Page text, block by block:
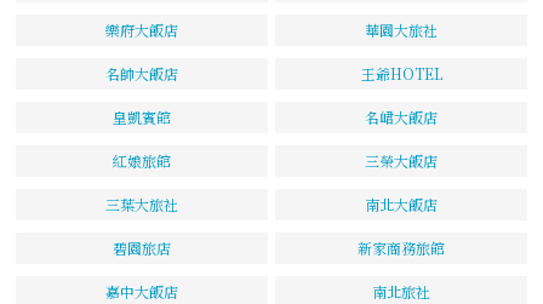
樂府大飯店 華園大旅社
名帥大飯店 王爺HOTEL
皇凱賓館 名峮大飯店
紅娘旅館 三榮大飯店
三葉大旅社 南北大飯店
碧園旅店 新家商務旅館
嘉中大飯店 南北旅社